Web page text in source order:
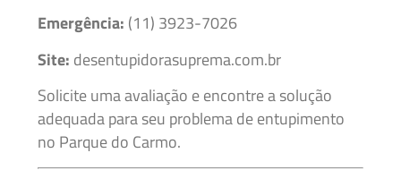
Emergência: (11) 3923-7026
Site: desentupidorasuprema.com.br
Solicite uma avaliação e encontre a solução
adequada para seu problema de entupimento
no Parque do Carmo.